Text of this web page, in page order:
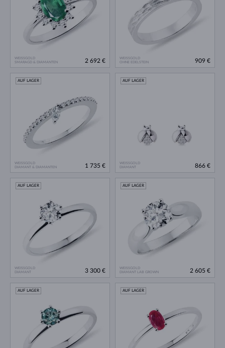
WEISSGOLD
SMARAGD & DIAMANTEN
2 692 €
WEISSGOLD
OHNE EDELSTEIN
909 €
WEISSGOLD
DIAMANT & DIAMANTEN
AUF LAGER
1 735 €
WEISSGOLD
DIAMANT
AUF LAGER
866 €
WEISSGOLD
DIAMANT
AUF LAGER
3 300 €
WEISSGOLD
DIAMANT LAB GROWN
AUF LAGER
2 605 €
AUF LAGER AUF LAGER